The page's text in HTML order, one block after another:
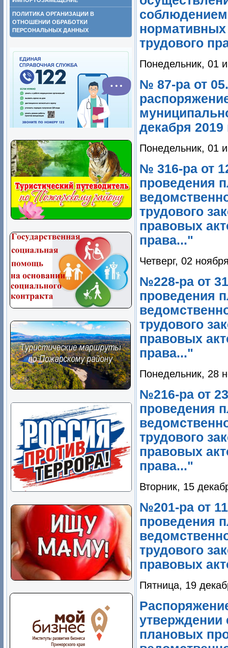
ПОЛИТИКА ОРГАНИЗАЦИИ В
ОТНОШЕНИИ ОБРАБОТКИ
ПЕРСОНАЛЬНЫХ ДАННЫХ
соблюдением
трудового
Понедельник, 01
№ 87-ра от
декабря
Понедельник, 01
№ 316-ра от
проведения
трудового
правовых
права..."
Четверг, 02
№228-ра от
проведения
трудового
правовых
права..."
Понедельник, 28
№216-ра от
проведения
трудового
правовых
права..."
Вторник, 15
№201-ра от
проведения
трудового
правовых
Пятница, 19
утверждении
плановых